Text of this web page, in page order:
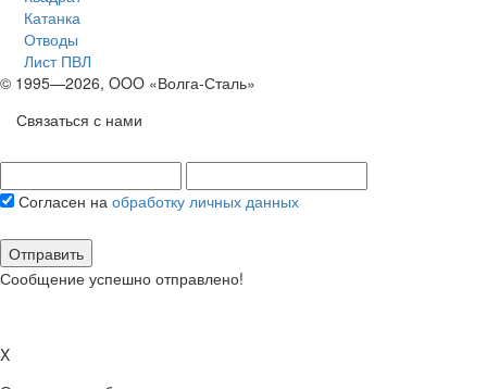
Катанка
Отводы
Лист ПВЛ
© 1995—2026, OOO «Волга-Сталь»
Связаться с нами
Согласен на обработку личных данных
Отправить
Сообщение успешно отправлено!
X